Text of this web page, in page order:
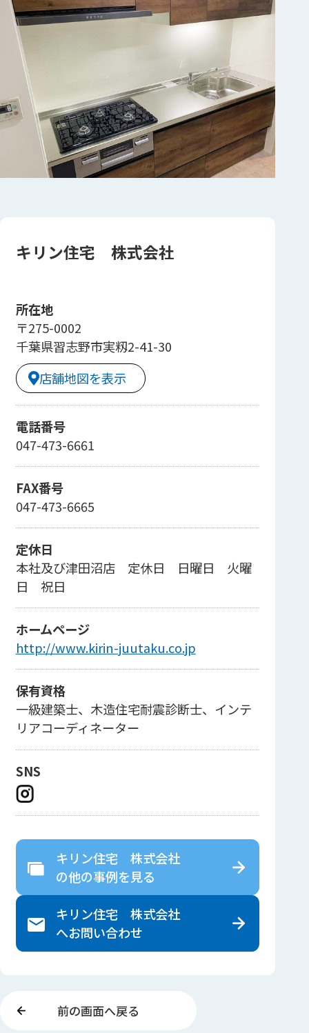
キリン住宅 株式会社
所在地
〒275-0002
千葉県習志野市実籾2-41-30
店舗地図を表示
電話番号
047-473-6661
FAX番号
047-473-6665
定休日
本社及び津田沼店 定休日 日曜日 火曜
日 祝日
ホームページ
http://www.kirin-juutaku.co.jp
保有資格
一級建築士、木造住宅耐震診断士、インテ
リアコーディネーター
SNS
キリン住宅 株式会社
の他の事例を見る
キリン住宅 株式会社
へお問い合わせ
前の画面へ戻る